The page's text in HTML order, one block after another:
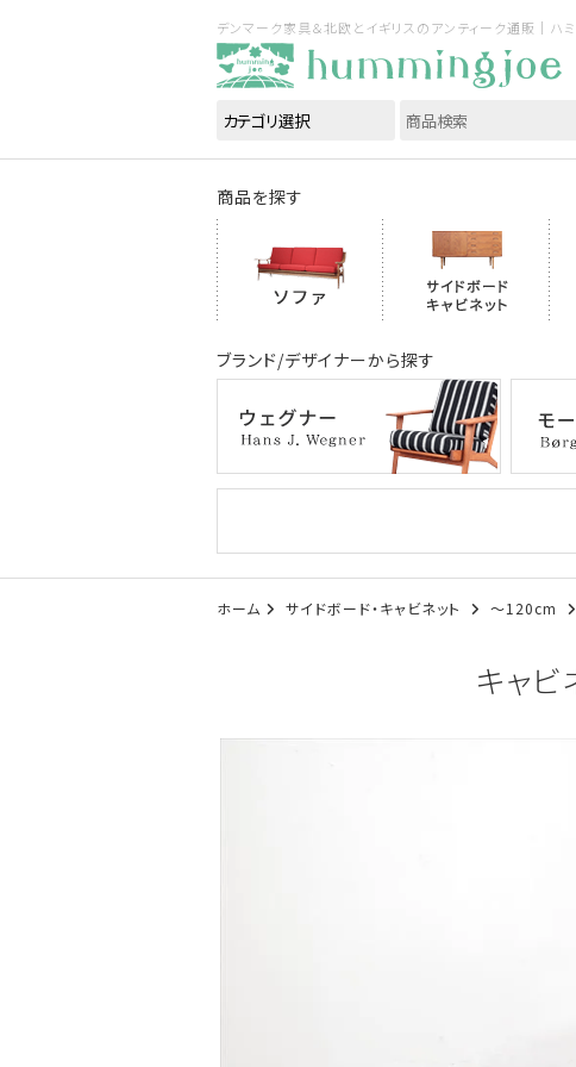
デンマーク家具＆北欧とイギリスのアンティーク通販｜
商品を探す
ブランド/デザイナーから探す
ホーム サイドボード・キャビネット ～120cm
キャビ